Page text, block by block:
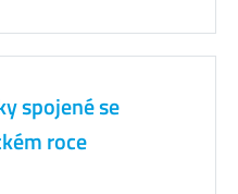
spojené se
roce